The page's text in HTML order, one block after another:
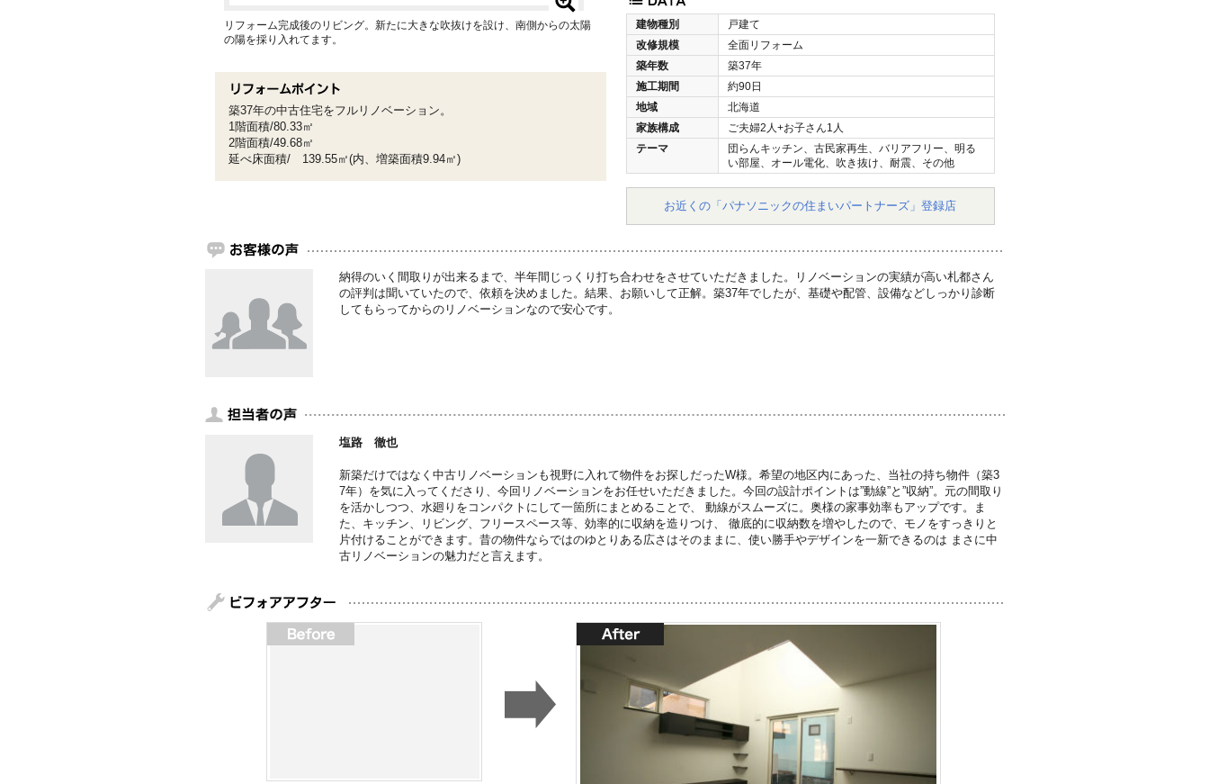
建物種別
戸建て
改修規模
全面リフォーム
築年数
築37年
施工期間
約90日
地域
北海道
家族構成
ご夫婦2人+お子さん1人
テーマ
団らんキッチン、古民家再生、バリアフリー、明る
い部屋、オール電化、吹き抜け、耐震、その他
お近くの「パナソニックの住まいパートナーズ」登録店
リフォーム完成後のリビング。新たに大きな吹抜けを設け、南側からの太陽
の陽を採り入れてます。
築37年の中古住宅をフルリノベーション。
1階面積/80.33㎡
2階面積/49.68㎡
延べ床面積/ 139.55㎡(内、増築面積9.94㎡)
納得のいく間取りが出来るまで、半年間じっくり打ち合わせをさせていただきました。リノベーションの実績が高い札都さん
の評判は聞いていたので、依頼を決めました。結果、お願いして正解。築37年でしたが、基礎や配管、設備などしっかり診断
してもらってからのリノベーションなので安心です。
塩路 徹也
新築だけではなく中古リノベーションも視野に入れて物件をお探しだったW様。希望の地区内にあった、当社の持ち物件（築3
7年）を気に入ってくださり、今回リノベーションをお任せいただきました。今回の設計ポイントは”動線”と”収納”。元の間取り
を活かしつつ、水廻りをコンパクトにして一箇所にまとめることで、 動線がスムーズに。奥様の家事効率もアップです。ま
た、キッチン、リビング、フリースペース等、効率的に収納を造りつけ、 徹底的に収納数を増やしたので、モノをすっきりと
片付けることができます。昔の物件ならではのゆとりある広さはそのままに、使い勝手やデザインを一新できるのは まさに中
古リノベーションの魅力だと言えます。